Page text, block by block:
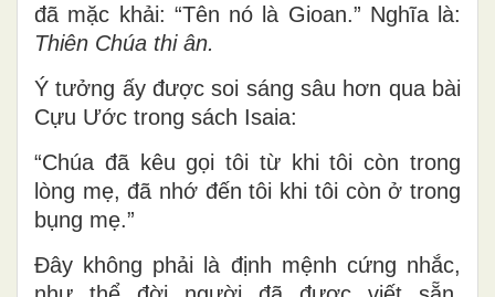
đã mặc khải: “Tên nó là Gioan.” Nghĩa là:
Thiên Chúa thi ân.
Ý tưởng ấy được soi sáng sâu hơn qua bài
Cựu Ước trong sách Isaia:
“Chúa đã kêu gọi tôi từ khi tôi còn trong
lòng mẹ, đã nhớ đến tôi khi tôi còn ở trong
bụng mẹ.”
Đây không phải là định mệnh cứng nhắc,